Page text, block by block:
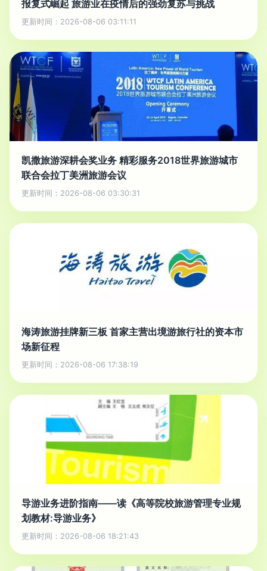
报复式崛起 旅游业在疫情后的强劲复苏与挑战
更新时间：2026-08-06 03:11:11
凯撒旅游深耕会奖业务 精彩服务2018世界旅游城市
联合会拉丁美洲旅游会议
更新时间：2026-08-06 03:30:31
海涛旅游挂牌新三板 首家主营出境游旅行社的资本市
场新征程
更新时间：2026-08-06 17:38:19
导游业务进阶指南——读《高等院校旅游管理专业规
划教材:导游业务》
更新时间：2026-08-06 18:21:43